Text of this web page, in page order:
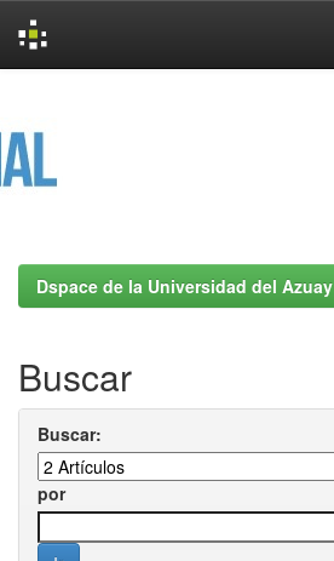
Dspace de la Universidad del Azuay
Buscar
Buscar:
por